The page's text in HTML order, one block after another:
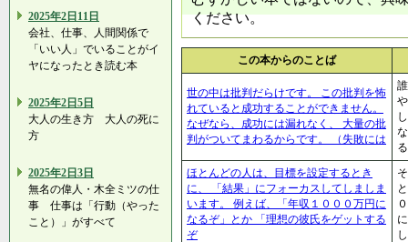
2025年2日11日
会社、仕事、人間関係で
「いい人」でいることがイ
ヤになったとき読む本
2025年2日5日
大人の生き方 大人の死に
方
2025年2日3日
無名の偉人・木全ミツの仕
事 仕事は「行動（やった
こと）」がすべて
ください。
この本からのことば
世の中は批判だらけです。 この批判を怖
れていると成功することができません。
なぜなら、成功には漏れなく、 大量の批
判がついてまわるからです。 （失敗には
ほとんどの人は、目標を設定するとき
に、 「結果」にフォーカスしてしましま
います。 例えば、「年収１０００万円に
なるぞ」とか 「理想の彼氏をゲットする
ぞ